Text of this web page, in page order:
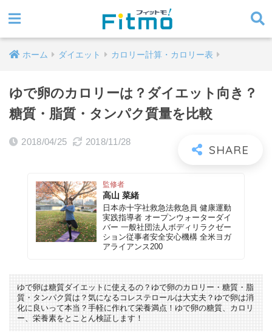
ホーム ダイエット カロリー計算・カロリー表
ゆで卵のカロリーは？ダイエット向き？
糖質・脂質・タンパク質量を比較
2018/04/25 2018/11/28
監修者
高山 菜緒
日本赤十字社救急法救急員 健康運動
実践指導者 オープンウォーターダイ
バー 一般社団法人ボディリラクゼー
ション従事者安全安心機構 全米ヨガ
アライアンス200
ゆで卵は糖質ダイエットに使えるの？ゆで卵のカロリー・糖質・脂
質・タンパク質は？気になるコレステロールは大丈夫？ゆで卵は消
化に良いって本当？手軽に作れて栄養満点！ゆで卵の糖質、カロリ
ー、栄養素をとことん検証します！